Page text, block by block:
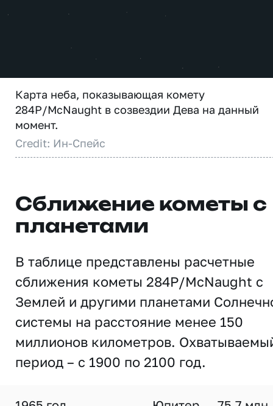
Карта неба, показывающая комету
284P/McNaught в созвездии Дева на данный
момент.
Credit: Ин-Спейс
Сближение кометы с
планетами
В таблице представлены расчетные
сближения кометы 284P/McNaught с
Землей и другими планетами
системы на расстояние менее 150
миллионов километров.
период – с 1900 по 2100 год.